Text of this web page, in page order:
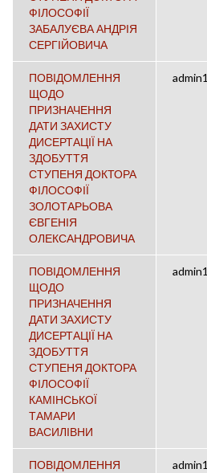
ФІЛОСОФІЇ
ЗАБАЛУЄВА АНДРІЯ
СЕРГІЙОВИЧА
ПОВІДОМЛЕННЯ
ЩОДО
ПРИЗНАЧЕННЯ
ДАТИ ЗАХИСТУ
ДИСЕРТАЦІЇ НА
ЗДОБУТТЯ
СТУПЕНЯ ДОКТОРА
ФІЛОСОФІЇ
ЗОЛОТАРЬОВА
ЄВГЕНІЯ
ОЛЕКСАНДРОВИЧА
admin1
ПОВІДОМЛЕННЯ
ЩОДО
ПРИЗНАЧЕННЯ
ДАТИ ЗАХИСТУ
ДИСЕРТАЦІЇ НА
ЗДОБУТТЯ
СТУПЕНЯ ДОКТОРА
ФІЛОСОФІЇ
КАМІНСЬКОЇ
ТАМАРИ
ВАСИЛІВНИ
admin1
ПОВІДОМЛЕННЯ
admin1